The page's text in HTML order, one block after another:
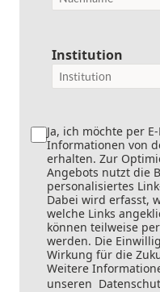
Institution
Ja, ich möchte per
Informationen von
erhalten. Zur
Angebots nutzt die
personalisiertes
Dabei wird erfasst,
welche Links
können teilweise
werden. Die
Wirkung für die
Weitere
unseren